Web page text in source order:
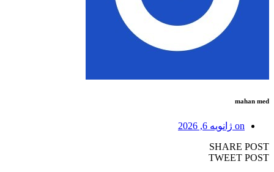
mahan med
on ژانویه 6, 2026
SHARE POST
TWEET POST